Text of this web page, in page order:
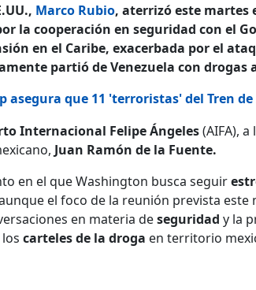
Marco Rubio, aterrizó este martes
la cooperación en seguridad con el
en el Caribe, exacerbada por el
partió de Venezuela con drogas
asegura que 11 'terroristas' del Tren
Internacional Felipe Ángeles(AIFA),
Juan Ramón de la Fuente.
en el que Washington busca seguir
el foco de la reunión prevista
en materia deseguridad y la
carteles de la droga en territorio